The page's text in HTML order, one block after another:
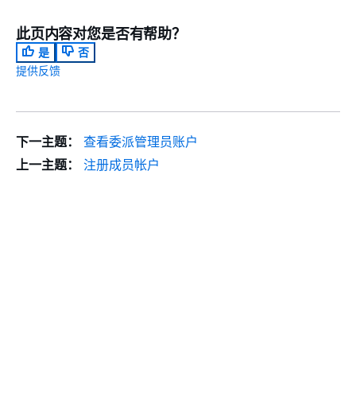
此页内容对您是否有帮助？
是
否
提供反馈
下一主题：
查看委派管理员账户
上一主题：
注册成员帐户